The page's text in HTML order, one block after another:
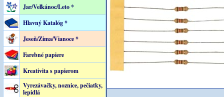
Jar/Veľkánoc/Leto *
Hlavný Katalóg *
Jeseň/Zima/Vianoce *
Farebné papiere
Kreativita s papierom
Vyrezávačky, noznice, pečiatky,
lepidlá